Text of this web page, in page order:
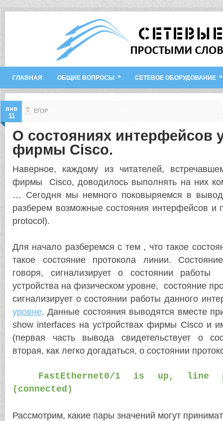
ГЛАВНАЯ ОБЩИЕ ВОПРОСЫ » СЕТЕВОЕ ОБОРУДОВАНИЕ »
янв
11
ЕГОР
О состояниях интерфейсов
фирмы Cisco.
Наверное, каждому из читателей,
фирмы
Cisco, доводилось выполнять на них
… Сегодня мы немного поковыряемся в
разберем возможные состояния интерфейсов и
protocol).
Для начало разберемся с тем , что такое
такое состояние протокола линии.
говоря, сигнализирует о состоянии
устройства на физическом уровне, состояние
сигнализирует о состоянии работы данного
уровне. Данные состояния выводятся вместе
show interfaces на устройствах фирмы Cisco и
(первая часть вывода свидетельствует о
вторая, как легко догадаться, о состоянии
FastEthernet0/1 is up, line
(connected)
Рассмотрим, какие пары значений могут